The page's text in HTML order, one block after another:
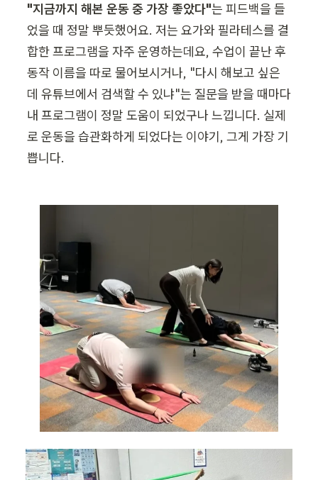
"지금까지 해본 운동 중 가장 좋았다"는 피드백을 들
었을 때 정말 뿌듯했어요. 저는 요가와 필라테스를 결
합한 프로그램을 자주 운영하는데요, 수업이 끝난 후
동작 이름을 따로 물어보시거나, "다시 해보고 싶은
데 유튜브에서 검색할 수 있냐"는 질문을 받을 때마다
내 프로그램이 정말 도움이 되었구나 느낍니다. 실제
로 운동을 습관화하게 되었다는 이야기, 그게 가장 기
쁩니다.